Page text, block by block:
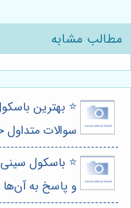
مطالب مشابه
سوالات
⭐️ باسکول
و پاسخ به